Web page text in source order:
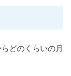
どのくらいの月